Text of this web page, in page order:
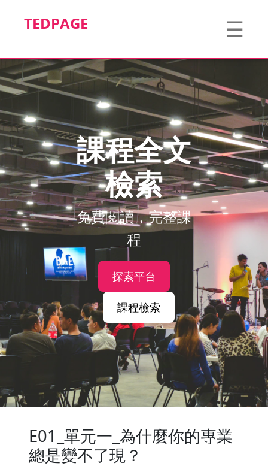
TEDPAGE ☰
課程全文
檢索
免費閱讀，完整課
程
探索平台
課程檢索
E01_單元一_為什麼你的專業
總是變不了現？